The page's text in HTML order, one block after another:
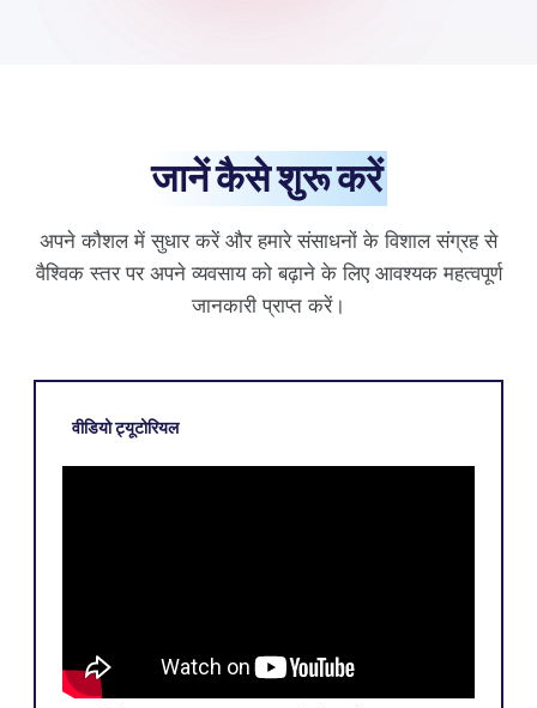
जानें कैसे शुरू करें
अपने कौशल में सुधार करें और हमारे संसाधनों के विशाल संग्रह से
वैश्विक स्तर पर अपने व्यवसाय को बढ़ाने के लिए आवश्यक महत्वपूर्ण
जानकारी प्राप्त करें।
वीडियो ट्यूटोरियल